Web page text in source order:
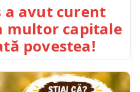
a avut curent
multor capitale
povestea!